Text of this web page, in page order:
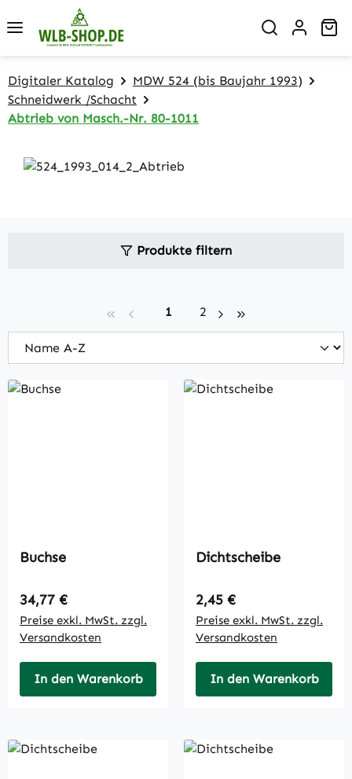
Zum Hauptinhalt springen
Digitaler Katalog
MDW 524 (bis Baujahr 1993)
Schneidwerk /Schacht
Abtrieb von Masch.-Nr. 80-1011
Produkte filtern
Seite
1 Seite
2
Buchse
Regulärer Preis:
34,77 €
Preise exkl. MwSt. zzgl.
Versandkosten
In den Warenkorb
Dichtscheibe
Regulärer Preis:
2,45 €
Preise exkl. MwSt. zzgl.
Versandkosten
In den Warenkorb